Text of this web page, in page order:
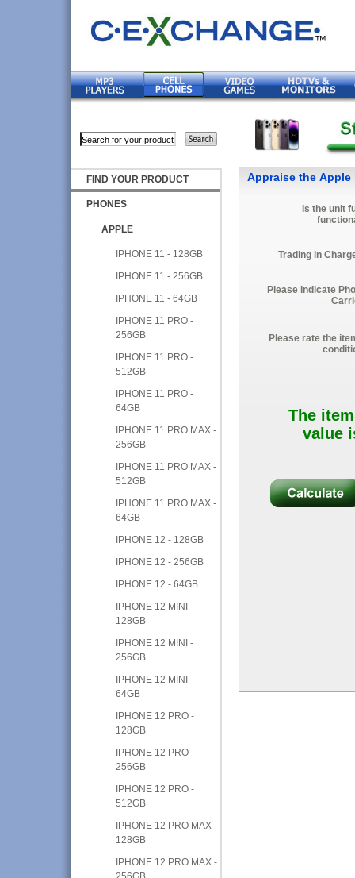
FIND YOUR PRODUCT
PHONES
APPLE
IPHONE 11 - 128GB
IPHONE 11 - 256GB
IPHONE 11 - 64GB
IPHONE 11 PRO -
256GB
IPHONE 11 PRO -
512GB
IPHONE 11 PRO -
64GB
IPHONE 11 PRO MAX -
256GB
IPHONE 11 PRO MAX -
512GB
IPHONE 11 PRO MAX -
64GB
IPHONE 12 - 128GB
IPHONE 12 - 256GB
IPHONE 12 - 64GB
IPHONE 12 MINI -
128GB
IPHONE 12 MINI -
256GB
IPHONE 12 MINI -
64GB
IPHONE 12 PRO -
128GB
IPHONE 12 PRO -
256GB
IPHONE 12 PRO -
512GB
IPHONE 12 PRO MAX -
128GB
IPHONE 12 PRO MAX -
Appraise the Apple
Is the unit
Trading in
Please indicate
Please rate the
The
value